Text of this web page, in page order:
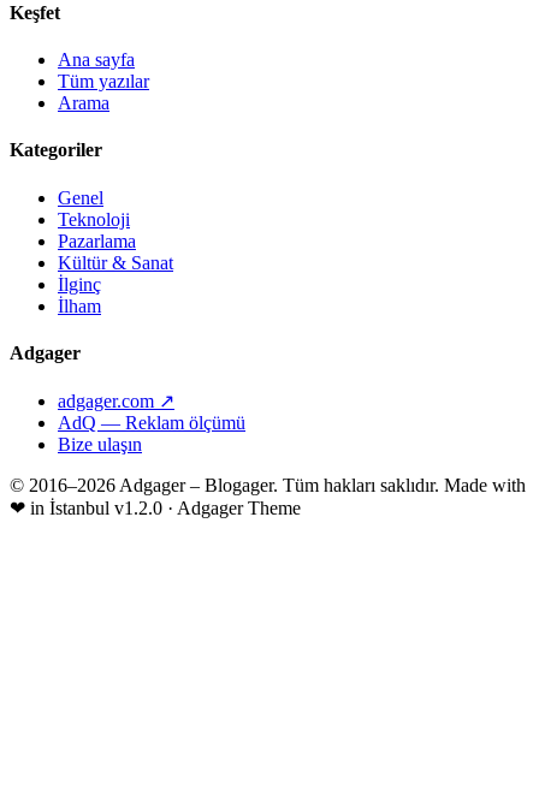
Keşfet
Ana sayfa
Tüm yazılar
Arama
Kategoriler
Genel
Teknoloji
Pazarlama
Kültür & Sanat
İlginç
İlham
Adgager
adgager.com ↗
AdQ — Reklam ölçümü
Bize ulaşın
© 2016–2026 Adgager – Blogager. Tüm hakları saklıdır. Made with
❤ in İstanbul v1.2.0 · Adgager Theme